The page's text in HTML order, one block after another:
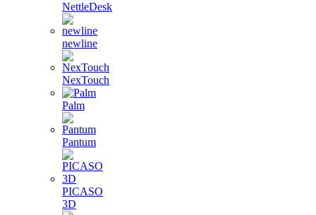
NettleDesk
newline
NexTouch
Palm
Pantum
PICASO
3D